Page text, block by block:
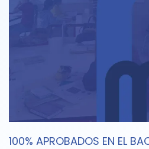
100% APROBADOS EN EL